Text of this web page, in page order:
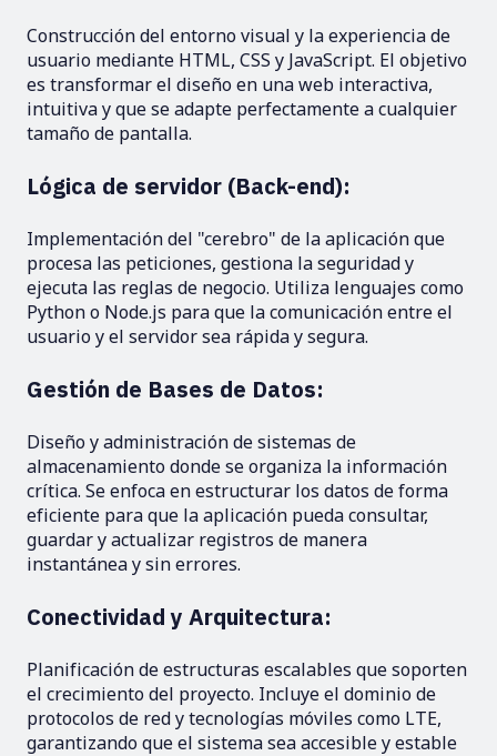
Construcción del entorno visual y la experiencia de
usuario mediante HTML, CSS y JavaScript. El objetivo
es transformar el diseño en una web interactiva,
intuitiva y que se adapte perfectamente a cualquier
tamaño de pantalla.
Lógica de servidor (Back-end):
Implementación del "cerebro" de la aplicación que
procesa las peticiones, gestiona la seguridad y
ejecuta las reglas de negocio. Utiliza lenguajes como
Python o Node.js para que la comunicación entre el
usuario y el servidor sea rápida y segura.
Gestión de Bases de Datos:
Diseño y administración de sistemas de
almacenamiento donde se organiza la información
crítica. Se enfoca en estructurar los datos de forma
eficiente para que la aplicación pueda consultar,
guardar y actualizar registros de manera
instantánea y sin errores.
Conectividad y Arquitectura:
Planificación de estructuras escalables que soporten
el crecimiento del proyecto. Incluye el dominio de
protocolos de red y tecnologías móviles como LTE,
garantizando que el sistema sea accesible y estable